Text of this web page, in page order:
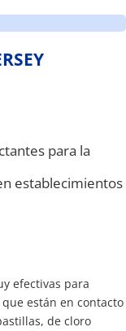
para la
establecimientos
efectivas para
están en contacto
de cloro